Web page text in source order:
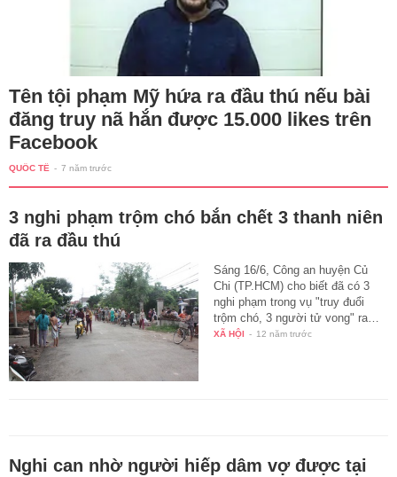
Tên tội phạm Mỹ hứa ra đầu thú nếu bài
đăng truy nã hắn được 15.000 likes trên
Facebook
QUỐC TẾ - 7 năm trước
3 nghi phạm trộm chó bắn chết 3 thanh niên
đã ra đầu thú
Sáng 16/6, Công an huyện Củ
Chi (TP.HCM) cho biết đã có 3
nghi phạm trong vụ "truy đuổi
trộm chó, 3 người tử vong" ra…
XÃ HỘI - 12 năm trước
Nghi can nhờ người hiếp dâm vợ được tại